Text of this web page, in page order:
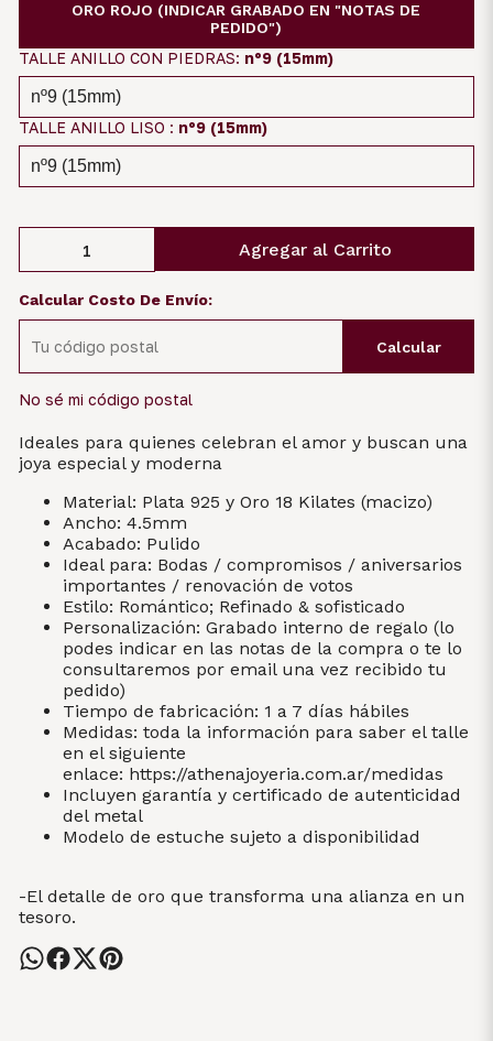
ORO ROJO (INDICAR GRABADO EN "NOTAS DE
PEDIDO")
TALLE ANILLO CON PIEDRAS: nº9 (15mm)
TALLE ANILLO LISO : nº9 (15mm)
Agregar al Carrito
Calcular Costo De Envío:
Calcular
No sé mi código postal
Ideales para quienes celebran el amor y buscan una
joya especial y moderna
Material: Plata 925 y Oro 18 Kilates (macizo)
Ancho: 4.5mm
Acabado: Pulido
Ideal para: Bodas / compromisos / aniversarios
importantes / renovación de votos
Estilo: Romántico; Refinado & sofisticado
Personalización: Grabado interno de regalo (lo
podes indicar en las notas de la compra o te lo
consultaremos por email una vez recibido tu
pedido)
Tiempo de fabricación: 1 a 7 días hábiles
Medidas: toda la información para saber el talle
en el siguiente
enlace: https://athenajoyeria.com.ar/medidas
Incluyen garantía y certificado de autenticidad
del metal
Modelo de estuche sujeto a disponibilidad
-El detalle de oro que transforma una alianza en un
tesoro.